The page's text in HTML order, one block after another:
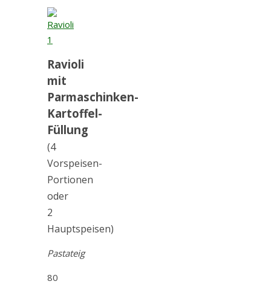
Ravioli
mit
Parmaschinken-
Kartoffel-
Füllung
(4
Vorspeisen-
Portionen
oder
2
Hauptspeisen)
Pastateig
80